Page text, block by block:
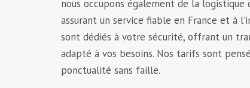
nous occupons également de la logistique
assurant un service fiable en France et à
sont dédiés à votre sécurité, offrant un
adapté à vos besoins. Nos tarifs sont
ponctualité sans faille.